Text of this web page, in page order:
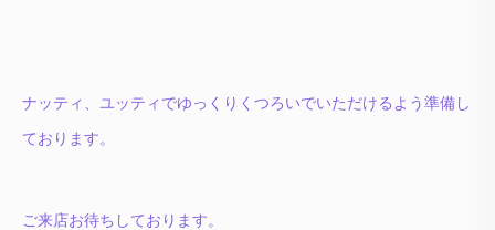
ナッティ、ユッティでゆっくりくつろいでいただけるよう準備し
ております。
ご来店お待ちしております。